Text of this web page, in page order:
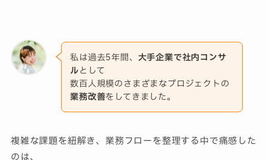
私は過去5年間、 大手企業で社内コンサ
ル として
数百人規模のさまざまなプロジェクトの
業務改善をしてきました。
複雑な課題を紐解き、業務フローを整理する中で痛感した
のは、